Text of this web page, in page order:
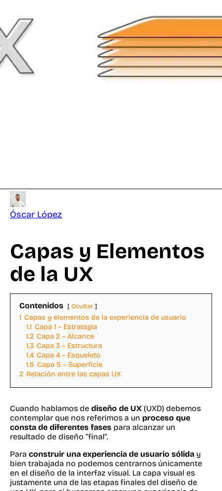
Óscar López
Capas y Elementos
de la UX
Contenidos Ocultar
1 Capas y elementos de la experiencia de usuario
1.1 Capa 1 – Estrategia
1.2 Capa 2 – Alcance
1.3 Capa 3 – Estructura
1.4 Capa 4 – Esqueleto
1.5 Capa 5 – Superficie
2 Relación entre las capas UX
Cuando hablamos de diseño de UX (UXD) debemos
contemplar que nos referimos a un proceso que
consta de diferentes fases para alcanzar un
resultado de diseño “final”.
Para construir una experiencia de usuario sólida y
bien trabajada no podemos centrarnos únicamente
en el diseño de la interfaz visual. La capa visual es
justamente una de las etapas finales del diseño de